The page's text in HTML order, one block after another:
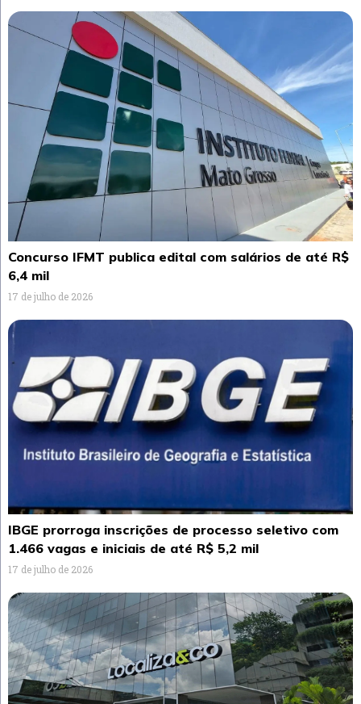
Concurso IFMT publica edital com salários de até R$
6,4 mil
17 de julho de 2026
IBGE prorroga inscrições de processo seletivo com
1.466 vagas e iniciais de até R$ 5,2 mil
17 de julho de 2026